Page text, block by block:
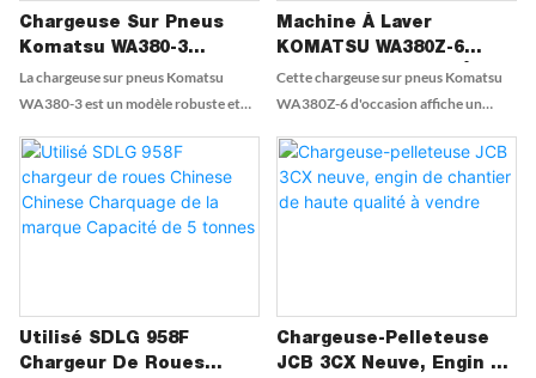
Chargeuse Sur Pneus
Komatsu WA380-3
D'occasion, Robuste
La chargeuse sur pneus Komatsu
WA380-3 est un modèle robuste et
environnements de travail les plus
exigeants. Grâce à son moteur
puissant, son système hydraulique de
pointe et sa construction durable,
manutention de matériaux divers, ce
qui en fait un choix idéal pour les
applications de construction et
Machine À Laver
KOMATSU WA380Z-6
D'occasion En Bon État,
Peu D'heures De
Cette chargeuse sur pneus Komatsu
WA380Z-6 d'occasion affiche un
extrêmement faible, bien inférieur à la
moyenne du marché pour son âge, et
une usure générale minimale.
problème, son système hydraulique
est performant et elle ne présente
aucune fuite. Avec une peinture
Utilisé SDLG 958F
Chargeur De Roues
Chargeuse-Pelleteuse
JCB 3CX Neuve, Engin De